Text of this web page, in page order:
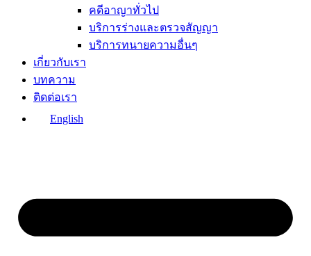
คดีอาญาทั่วไป
บริการร่างและตรวจสัญญา
บริการทนายความอื่นๆ
เกี่ยวกับเรา
บทความ
ติดต่อเรา
English